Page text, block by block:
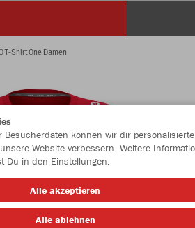
T-Shirt One Damen
Besucherdaten können wir dir personalisierte
Website verbessern. Weitere
Du in den Einstellungen.
Alle akzeptieren
Alle ablehnen